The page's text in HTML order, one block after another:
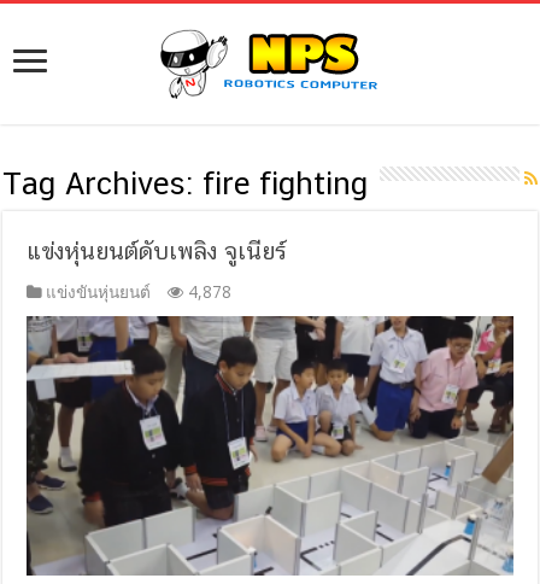
Tag Archives: fire fighting
แข่งหุ่นยนต์ดับเพลิง จูเนียร์
แข่งขันหุ่นยนต์ 4,878